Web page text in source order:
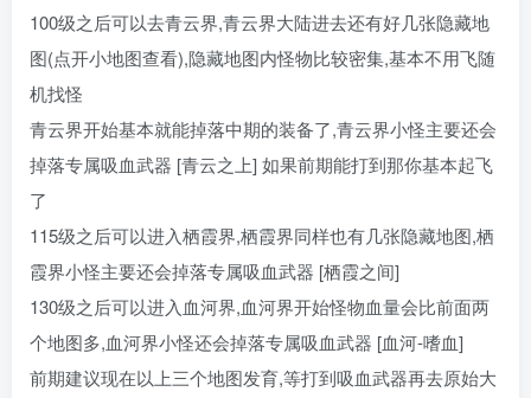
100级之后可以去青云界,青云界大陆进去还有好几张隐藏地
图(点开小地图查看),隐藏地图内怪物比较密集,基本不用飞随
机找怪
青云界开始基本就能掉落中期的装备了,青云界小怪主要还会
掉落专属吸血武器 [青云之上] 如果前期能打到那你基本起飞
了
115级之后可以进入栖霞界,栖霞界同样也有几张隐藏地图,栖
霞界小怪主要还会掉落专属吸血武器 [栖霞之间]
130级之后可以进入血河界,血河界开始怪物血量会比前面两
个地图多,血河界小怪还会掉落专属吸血武器 [血河-嗜血]
前期建议现在以上三个地图发育,等打到吸血武器再去原始大